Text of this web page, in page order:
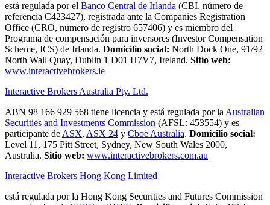
está regulada por el Banco Central de Irlanda (CBI, número de
referencia C423427), registrada ante la Companies Registration
Office (CRO, número de registro 657406) y es miembro del
Programa de compensación para inversores (Investor Compensation
Scheme, ICS) de Irlanda. Domicilio social: North Dock One, 91/92
North Wall Quay, Dublin 1 D01 H7V7, Ireland. Sitio web:
www.interactivebrokers.ie
Interactive Brokers Australia Pty. Ltd.
ABN 98 166 929 568 tiene licencia y está regulada por la Australian
Securities and Investments Commission (AFSL: 453554) y es
participante de ASX, ASX 24 y Cboe Australia. Domicilio social:
Level 11, 175 Pitt Street, Sydney, New South Wales 2000,
Australia. Sitio web: www.interactivebrokers.com.au
Interactive Brokers Hong Kong Limited
está regulada por la Hong Kong Securities and Futures Commission